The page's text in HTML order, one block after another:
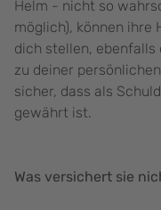
Helm - nicht so
möglich), können ihre
dich stellen, ebenfalls
zu deiner
sicher, dass als
gewährt ist.
Was versichert sie